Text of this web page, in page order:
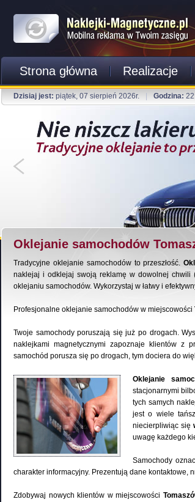
Strona główna Realizacje
Dzisiaj jest: piątek, 07 sierpień 2026r. Godzina:
Oklejanie samochodów
Tradycyjne oklejanie samochodów to przeszłość.
naklejaj i odklejaj swoją reklamę w dowolnej chwili
oklejaniu samochodów. Wykorzystaj w łatwy i
Profesjonalne oklejanie samochodów w miejscowości
Twoje samochody poruszają się już po drogach.
naklejkami magnetycznymi zapoznaje klientów z
samochód porusza się po drogach, tym dociera do
Oklejanie
stacjonarnymi
tych samych
jest o wiele
niecierpliwiąc się
uwagę każdego
Samochody
charakter informacyjny. Prezentują dane kontaktowe,
Zdobywaj nowych klientów w miejscowości